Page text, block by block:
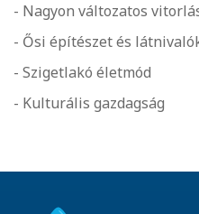
- Nagyon változatos
- Ősi építészet és
- Szigetlakó életmód
- Kulturális gazdagság